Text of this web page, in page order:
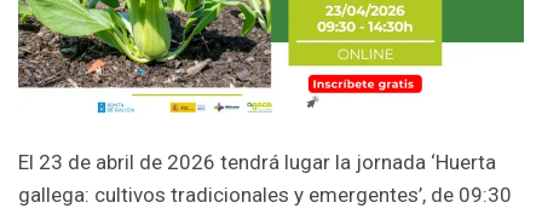
El 23 de abril de 2026 tendrá lugar la jornada ‘Huerta
gallega: cultivos tradicionales y emergentes’, de 09:30